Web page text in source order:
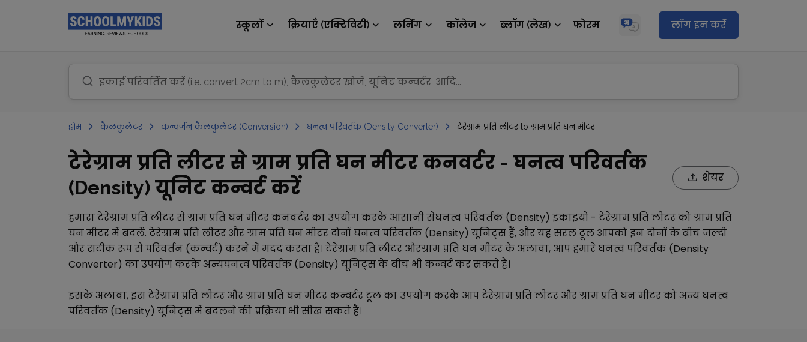
स्कूलों क्रियाएँ (एक्टिविटी) लर्निंग कॉलेज ब्लॉग (लेख) फोरम लॉग इन करेंं
होम कैलकुलेटर कन्वर्जन कैलकुलेटर (Conversion) घनत्व परिवर्तक (Density Converter) टेरेग्राम प्रति लीटर to ग्राम प्रति घन मीटर
टेरेग्राम प्रति लीटर से ग्राम प्रति घन मीटर कनवर्टर - घनत्व परिवर्तक
(Density) यूनिट कन्वर्ट करें
शेयर
हमाराटेरेग्राम प्रति लीटरसेग्राम प्रति घन मीटरकनवर्टर का उपयोग करके आसानी सेघनत्व परिवर्तक (Density) इकाइयों - टेरेग्राम प्रति लीटरकोग्राम प्रति
घन मीटरमें बदलें. टेरेग्राम प्रति लीटर औरग्राम प्रति घन मीटरदोनोंघनत्व परिवर्तक (Density) यूनिट्स हैं, और यह सरल टूल आपको इन दोनों के बीच जल्दी
और सटीक रूप से परिवर्तन (कन्वर्ट) करने में मदद करता है। टेरेग्राम प्रति लीटर औरग्राम प्रति घन मीटरके अलावा, आप हमारेघनत्व परिवर्तक (Density
Converter) का उपयोग करके अन्यघनत्व परिवर्तक (Density) यूनिट्स के बीच भी कन्वर्ट कर सकते हैं।
इसके अलावा, इसटेरेग्राम प्रति लीटर औरग्राम प्रति घन मीटरकन्वर्टर टूल का उपयोग करके आपटेरेग्राम प्रति लीटर औरग्राम प्रति घन मीटरको अन्यघनत्व
परिवर्तक (Density) यूनिट्स में बदलने की प्रक्रिया भी सीख सकते हैं।